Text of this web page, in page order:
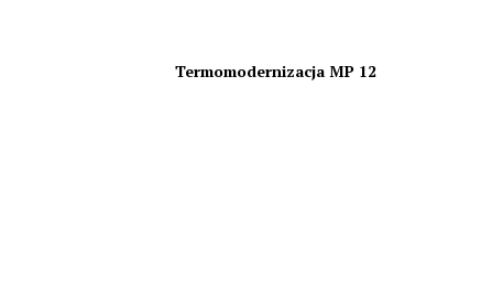
Termomodernizacja MP 12